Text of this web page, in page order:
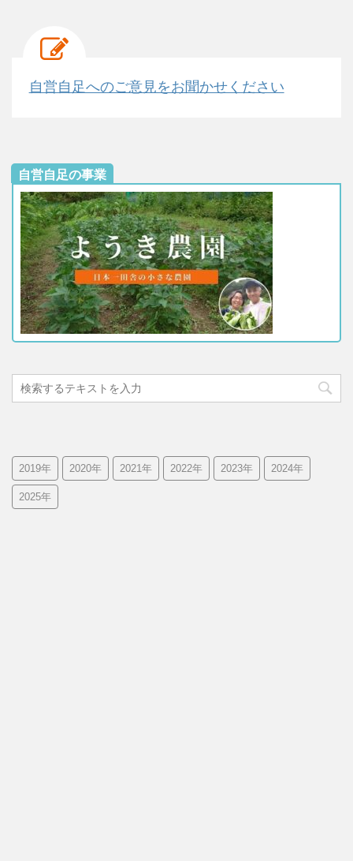
自営自足へのご意見をお聞かせください
自営自足の事業
2019年 2020年 2021年 2022年 2023年 2024年
2025年